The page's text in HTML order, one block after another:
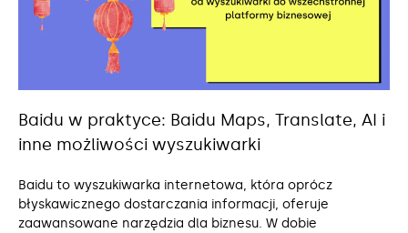
Baidu w praktyce: Baidu Maps, Translate, AI i
inne możliwości wyszukiwarki
Baidu to wyszukiwarka internetowa, która oprócz
błyskawicznego dostarczania informacji, oferuje
zaawansowane narzędzia dla biznesu. W dobie